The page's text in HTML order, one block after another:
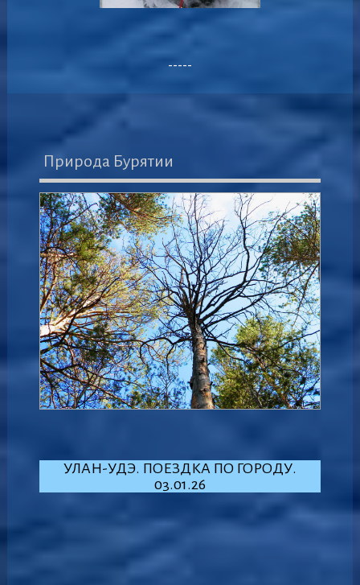
-----
Природа Бурятии
УЛАН-УДЭ. ПОЕЗДКА ПО ГОРОДУ.
03.01.26